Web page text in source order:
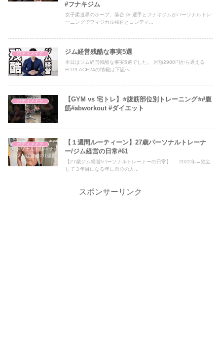
#フナキジム
女子柔道界のホープ、落合 倖 選手とフナキジムがパーソナルトレ
ーニングでフィジカル強化とコンディ...
ボディメイク ジム経営残酷な事実5選
本日はジム経営残酷な事実5選でした。 月額2980円から通える
FITPLACE24の情報は下記へ...
ボディメイク
【GYM vs 宅トレ】⭐️腹筋部位別トレーニング⭐️#腹
筋#abworkout #ダイエット
ボディメイク
【１週間ルーティーン】27歳パーソナルトレーナ
ー/ジム経営の日常#61
【27歳ジム経営/パーソナルトレーナーの日常】 ． 2022年→独立
して３年目になる年に自分の人...
スポンサーリンク